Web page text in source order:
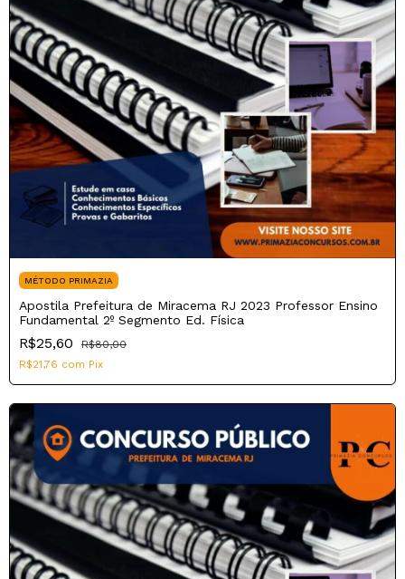
MÉTODO PRIMAZIA
Apostila Prefeitura de Miracema RJ 2023 Professor Ensino
Fundamental 2º Segmento Ed. Física
R$25,60
R$80,00
R$21,76 com Pix